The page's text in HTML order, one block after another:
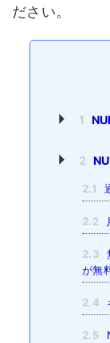
ださい。
1
2
2.1
2.2
2.3
が無
2.4
2.5